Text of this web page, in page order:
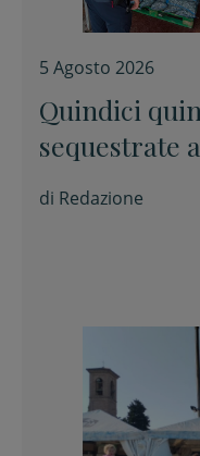
5 Agosto 2026
Quindici
sequestrate
di Redazione